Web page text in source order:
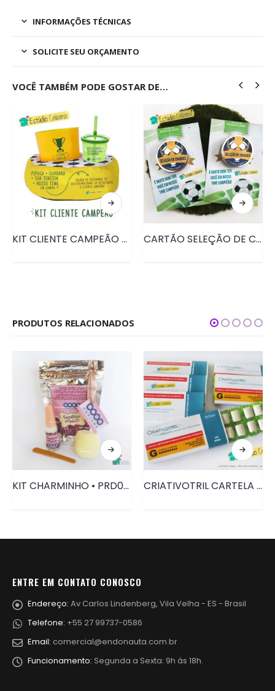
INFORMAÇÕES TÉCNICAS
SOLICITE SEU ORÇAMENTO
VOCÊ TAMBÉM PODE GOSTAR DE…
KIT CLIENTE CAMPEÃO – “PIPOCA + GUARANÁ + SUA TORCIDA” • PRD150 CARTÃO SELEÇÃO DE CRAQUES • PRD151
PRODUTOS RELACIONADOS
KIT CHARMINHO • PRD051 CRIATIVOTRIL CARTELA CHICLETES • PRD078
ENTRE EM CONTATO CONOSCO
Endereço: Av Carlos Lindenberg, Vila Velha - ES - Brasil
Telefone: +55 27 99737-0586
Email: comercial@endonauta.com.br
Funcionamento: Segunda a Sexta: 9h às 18h.